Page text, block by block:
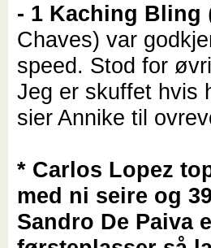
- 1 Kaching Bling
Chaves) var
speed. Stod for
Jeg er skuffet hvis
sier Annike til
* Carlos Lopez
med ni seire og
Sandro De Paiva